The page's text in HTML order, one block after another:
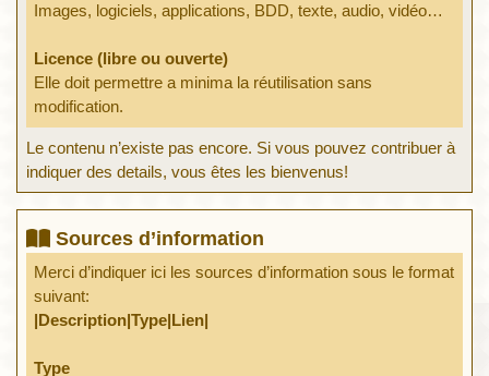
Images, logiciels, applications, BDD, texte, audio, vidéo…
Licence (libre ou ouverte)
Elle doit permettre a minima la réutilisation sans
modification.
Le contenu n’existe pas encore. Si vous pouvez contribuer à
indiquer des details, vous êtes les bienvenus!
Sources d’information
Merci d’indiquer ici les sources d’information sous le format
suivant:
|Description|Type|Lien|
Type